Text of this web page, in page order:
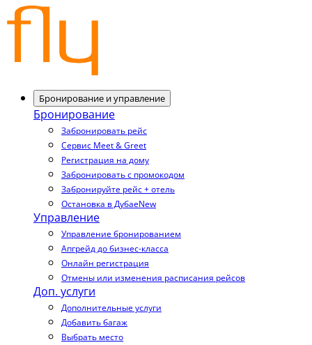
Бронирование и управление
Бронирование
Забронировать рейс
Сервис Meet & Greet
Регистрация на дому
Забронировать с промокодом
Забронируйте рейс + отель
Остановка в ДубаеNew
Управление
Управление бронированием
Апгрейд до бизнес-класса
Онлайн регистрация
Отмены или изменения расписания рейсов
Доп. услуги
Дополнительные услуги
Добавить багаж
Выбрать место